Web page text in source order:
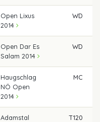
Open Lixus
2014
WD
Open Dar Es
Salam 2014
WD
Haugschlag
NÖ Open
2014
MC
Adamstal
T120